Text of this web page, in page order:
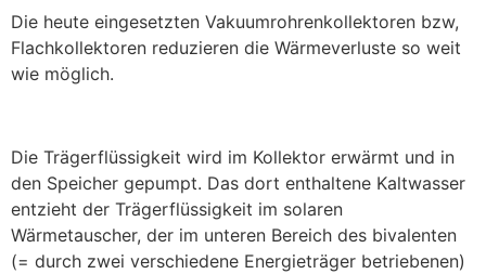
Die heute eingesetzten Vakuumrohrenkollektoren bzw,
Flachkollektoren reduzieren die Wärmeverluste so weit
wie möglich.
Die Trägerflüssigkeit wird im Kollektor erwärmt und in
den Speicher gepumpt. Das dort enthaltene Kaltwasser
entzieht der Trägerflüssigkeit im solaren
Wärmetauscher, der im unteren Bereich des bivalenten
(= durch zwei verschiedene Energieträger betriebenen)